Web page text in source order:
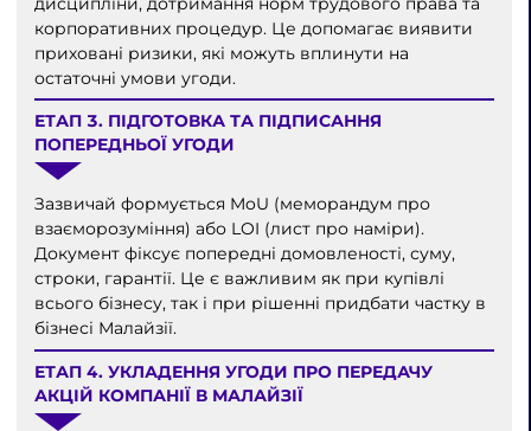
корпоративних процедур. Це допомагає виявити
приховані ризики, які можуть вплинути на
остаточні умови угоди.
ЕТАП 3. ПІДГОТОВКА ТА ПІДПИСАННЯ
ПОПЕРЕДНЬОЇ УГОДИ
Зазвичай формується MoU (меморандум про
взаєморозуміння) або LOI (лист про наміри).
Документ фіксує попередні домовленості, суму,
строки, гарантії. Це є важливим як при купівлі
всього бізнесу, так і при рішенні придбати частку в
бізнесі Малайзії.
ЕТАП 4. УКЛАДЕННЯ УГОДИ ПРО ПЕРЕДАЧУ
АКЦІЙ КОМПАНІЇ В МАЛАЙЗІЇ